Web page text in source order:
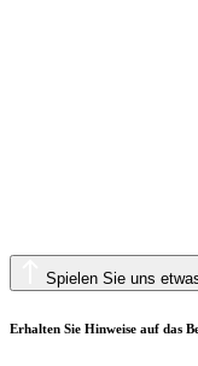
Spielen Sie uns
Erhalten Sie Hinweise auf das